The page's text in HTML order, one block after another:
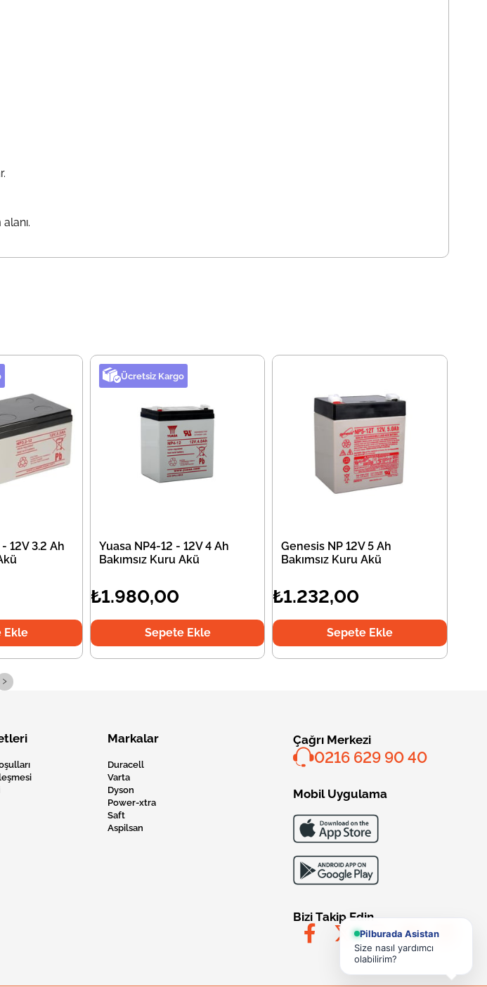
12V 3.2 Ah
Ekle
Ücretsiz Kargo
Yuasa NP4-12 - 12V 4 Ah
Bakımsız Kuru Akü
₺1.980,00
Sepete Ekle
Genesis NP 12V 5 Ah
Bakımsız Kuru Akü
₺1.232,00
Sepete Ekle
›
Markalar
Duracell
Varta
Dyson
Power-xtra
Saft
Aspilsan
Çağrı Merkezi
0216 629 90 40
Mobil Uygulama
Bizi Takip Edin
Pilburada Asistan
Size nasıl yardımcı
olabilirim?